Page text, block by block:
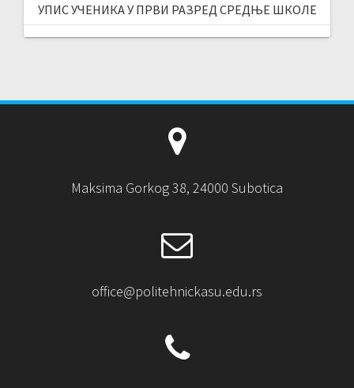
УПИС УЧЕНИКА У ПРВИ РАЗРЕД СРЕДЊЕ ШКОЛЕ
Maksima Gorkog 38, 24000 Subotica
office@politehnickasu.edu.rs